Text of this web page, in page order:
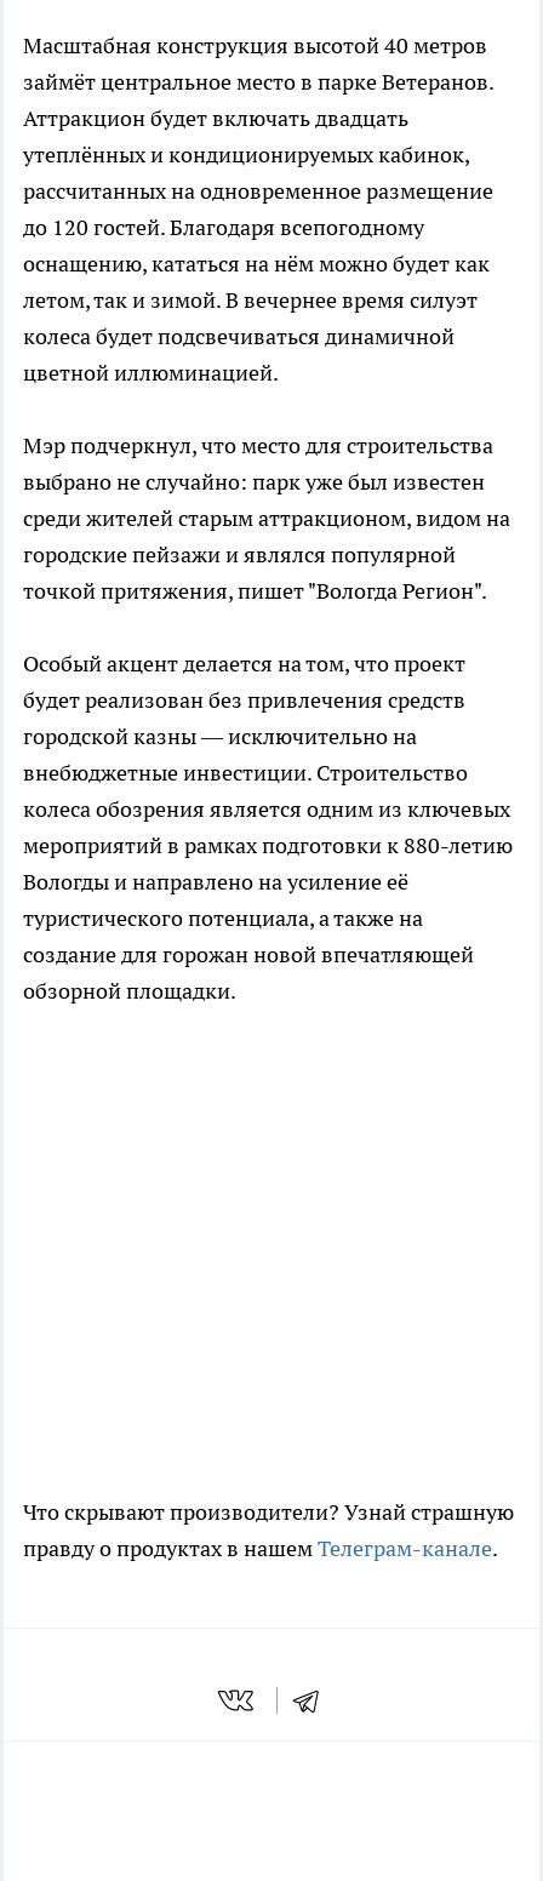
Масштабная конструкция высотой 40 метров
займёт центральное место в парке Ветеранов.
Аттракцион будет включать двадцать
утеплённых и кондиционируемых кабинок,
рассчитанных на одновременное размещение
до 120 гостей. Благодаря всепогодному
оснащению, кататься на нём можно будет как
летом, так и зимой. В вечернее время силуэт
колеса будет подсвечиваться динамичной
цветной иллюминацией.
Мэр подчеркнул, что место для строительства
выбрано не случайно: парк уже был известен
среди жителей старым аттракционом, видом на
городские пейзажи и являлся популярной
точкой притяжения, пишет "Вологда Регион".
Особый акцент делается на том, что проект
будет реализован без привлечения средств
городской казны — исключительно на
внебюджетные инвестиции. Строительство
колеса обозрения является одним из ключевых
мероприятий в рамках подготовки к 880-летию
Вологды и направлено на усиление её
туристического потенциала, а также на
создание для горожан новой впечатляющей
обзорной площадки.
Что скрывают производители? Узнай страшную
правду о продуктах в нашемТелеграм-канале.